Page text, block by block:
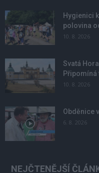
Hygienici
polovina
10. 8. 2026
Svatá
Připomíná
10. 8. 2026
Obděnice
6. 8. 2026
NEJČTENĚJŠÍ